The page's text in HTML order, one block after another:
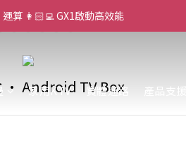
🏃 ｜PJ400 投影機等你！
算 👩🏻‍💻 GX1啟動高效能
｜PJ400 投影機等你！
家用KTV 實體通路 產品支援
• Android TV Box